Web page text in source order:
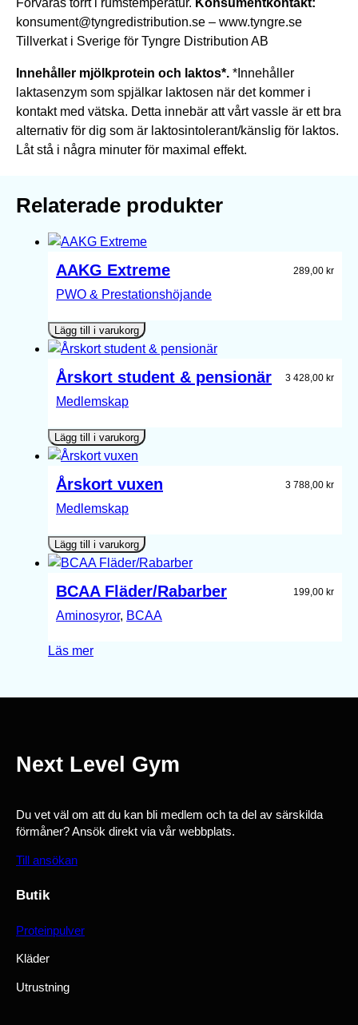
Förvaras torrt i rumstemperatur. Konsumentkontakt:
konsument@tyngredistribution.se – www.tyngre.se
Tillverkat i Sverige för Tyngre Distribution AB
Innehåller mjölkprotein och laktos*. *Innehåller
laktasenzym som spjälkar laktosen när det kommer i
kontakt med vätska. Detta innebär att vårt vassle är ett bra
alternativ för dig som är laktosintolerant/känslig för laktos.
Låt stå i några minuter för maximal effekt.
Relaterade produkter
AAKG Extreme 289,00 kr
PWO & Prestationshöjande
Lägg till i varukorg
Årskort student & pensionär 3 428,00 kr
Medlemskap
Lägg till i varukorg
Årskort vuxen 3 788,00 kr
Medlemskap
Lägg till i varukorg
BCAA Fläder/Rabarber 199,00 kr
Aminosyror, BCAA
Läs mer
Next Level Gym
Du vet väl om att du kan bli medlem och ta del av särskilda
förmåner? Ansök direkt via vår webbplats.
Till ansökan
Butik
Proteinpulver
Kläder
Utrustning